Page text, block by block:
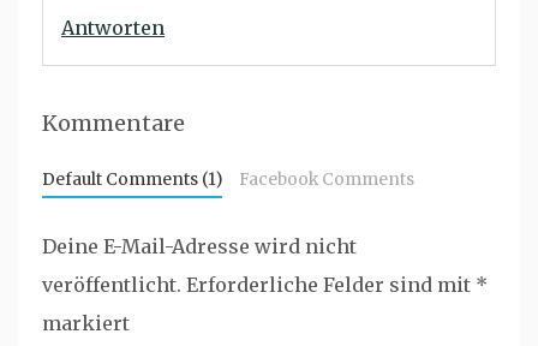
Antworten
Kommentare
Default Comments (1) Facebook Comments
Deine E-Mail-Adresse wird nicht
veröffentlicht. Erforderliche Felder sind mit *
markiert